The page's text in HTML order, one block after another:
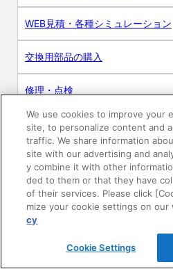
WEB見積・各種シミュレーション
交換用部品の購入
修理・点検
お問い合わせ
ログイン
建築・設計関係者様向けサイト
ユーザー登録サービス
WEB見積システム
We use cookies to improve your
site, to personalize content and
traffic. We share information
site with our advertising and
y combine it with other
ded to them or that they have
of their services. Please click
mize your cookie settings on our
cy
Cookie Settings